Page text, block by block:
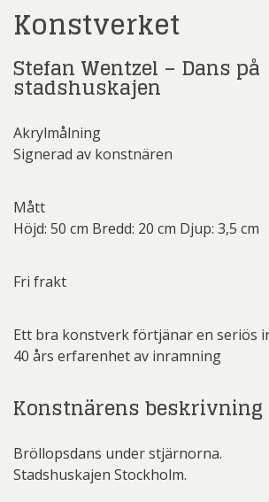
Konstverket
Stefan Wentzel – Dans på
stadshuskajen
Akrylmålning
Signerad av konstnären
Mått
Höjd: 50 cm Bredd: 20 cm Djup: 3,5 cm
Fri frakt
Ett bra konstverk förtjänar en seriös
40 års erfarenhet av inramning
Konstnärens beskrivning
Bröllopsdans under stjärnorna.
Stadshuskajen Stockholm.